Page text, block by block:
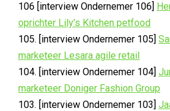
106 [interview Ondernemer 106]
oprichter Lily’s Kitchen petfood
105. [interview Ondernemer 105]
marketeer Lesara agile retail
104. [interview Ondernemer 104]
marketeer Doniger Fashion Group
103. [interview Ondernemer 103]